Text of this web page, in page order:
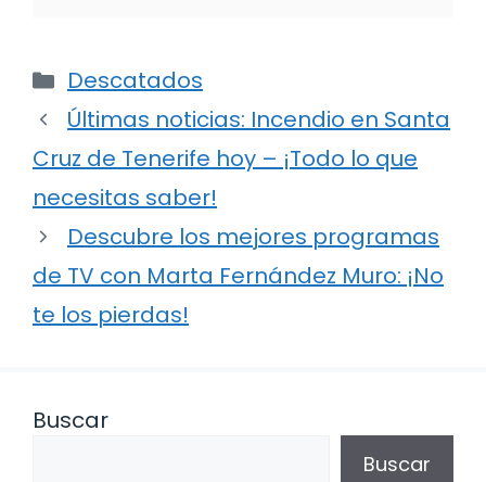
Categorías
Descatados
Últimas noticias: Incendio en Santa
Cruz de Tenerife hoy – ¡Todo lo que
necesitas saber!
Descubre los mejores programas
de TV con Marta Fernández Muro: ¡No
te los pierdas!
Buscar
Buscar